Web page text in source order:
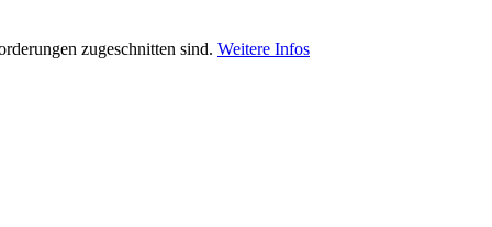
zugeschnitten sind. Weitere Infos